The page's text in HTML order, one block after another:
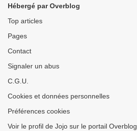
Hébergé par Overblog
Top articles
Pages
Contact
Signaler un abus
C.G.U.
Cookies et données personnelles
Préférences cookies
Voir le profil de Jojo sur le portail Overblog